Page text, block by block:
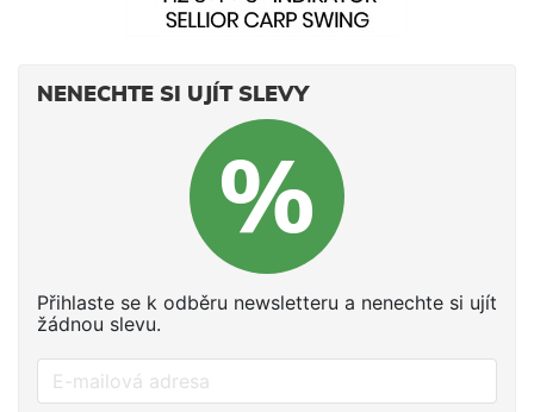
NENECHTE SI UJÍT SLEVY
Přihlaste se k odběru newsletteru a nenechte si ujít
žádnou slevu.